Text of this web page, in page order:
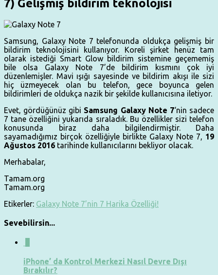
7) Gelişmiş bildirim teknolojisi
Samsung, Galaxy Note 7 telefonunda oldukça gelişmiş bir
bildirim teknolojisini kullanıyor. Koreli şirket henüz tam
olarak istediği Smart Glow bildirim sistemine geçememiş
bile olsa Galaxy Note 7’de bildirim kısmını çok iyi
düzenlemişler. Mavi ışığı sayesinde ve bildirim akışı ile sizi
hiç üzmeyecek olan bu telefon, gece boyunca gelen
bildirimleri de oldukça nazik bir şekilde kullanıcısına iletiyor.
Evet, gördüğünüz gibi Samsung Galaxy Note 7‘nin sadece
7 tane özelliğini yukarıda sıraladık. Bu özellikler sizi telefon
konusunda biraz daha bilgilendirmiştir. Daha
sayamadığımız birçok özelliğiyle birlikte Galaxy Note 7, 19
Ağustos 2016 tarihinde kullanıcılarını bekliyor olacak.
Merhabalar,
Tamam.org
Tamam.org
Etikerler: Galaxy Note 7’nin 7 Harika Özelliği!
Sevebilirsin...
iPhone’ da Kontrol Merkezi Nasıl Devre Dışı
Bırakılır?